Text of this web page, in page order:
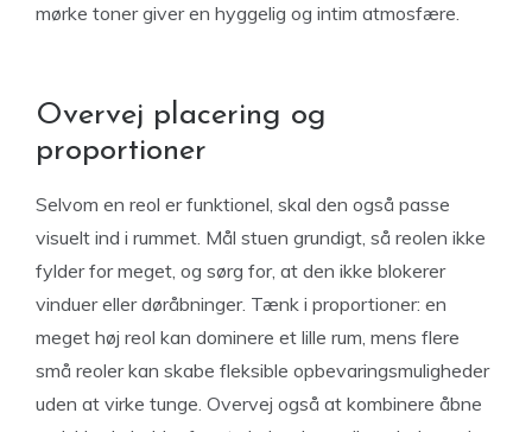
mørke toner giver en hyggelig og intim atmosfære.
Overvej placering og
proportioner
Selvom en reol er funktionel, skal den også passe
visuelt ind i rummet. Mål stuen grundigt, så reolen ikke
fylder for meget, og sørg for, at den ikke blokerer
vinduer eller døråbninger. Tænk i proportioner: en
meget høj reol kan dominere et lille rum, mens flere
små reoler kan skabe fleksible opbevaringsmuligheder
uden at virke tunge. Overvej også at kombinere åbne